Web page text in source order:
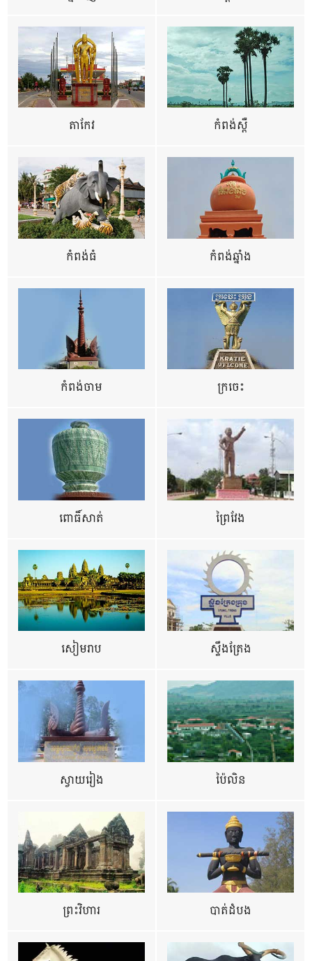
តាកែវ កំពង់ស្ពឺ
កំពង់ធំ កំពង់ឆ្នាំង
កំពង់ចាម ក្រចេះ
ពោធិ៍សាត់ ព្រៃវែង
សៀមរាប ស្ទឹងត្រែង
ស្វាយរៀង ប៉ៃលិន
ព្រះវិហារ បាត់ដំបង